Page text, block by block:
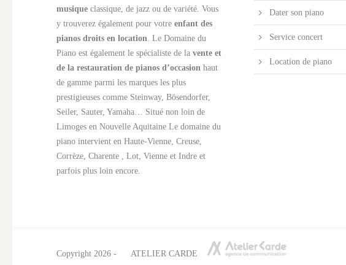
musique classique, de jazz ou de variété. Vous
y trouverez également pour votreenfant des
pianos droits en location. Le Domaine du
Piano est également le spécialiste de lavente et
de la restauration de pianos d’occasion haut
de gamme parmi les marques les plus
prestigieuses comme Steinway, Bösendorfer,
Seiler, Sauter, Yamaha… Situé non loin de
Limoges en Nouvelle Aquitaine Le domaine du
piano intervient en Haute-Vienne, Creuse,
Corrèze, Charente , Lot, Vienne et Indre et
parfois plus loin encore.
Dater son piano
Service concert
Location de piano
Copyright 2026 - ATELIER CARDE